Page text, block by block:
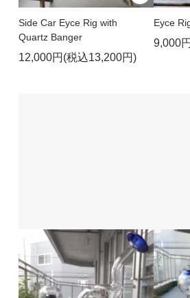
Side Car Eyce Rig with
Quartz Banger
12,000円(税込13,200円)
Eyce
9,000